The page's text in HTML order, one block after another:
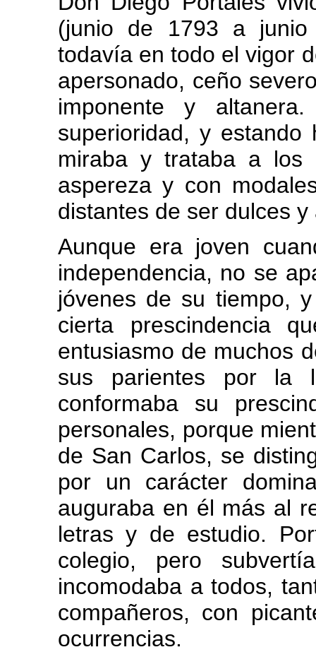
(junio de 1793 a
todavía en todo el vigor
apersonado, ceño
imponente y
superioridad, y
miraba y trataba a los
aspereza y con
distantes de ser dulces y
Aunque era joven
independencia, no se
jóvenes de su tiempo,
cierta prescindencia
entusiasmo de muchos
sus parientes por la
conformaba su
personales, porque
de San Carlos, se
por un carácter
auguraba en él más al
letras y de estudio.
colegio, pero
incomodaba a todos,
compañeros, con
ocurrencias.